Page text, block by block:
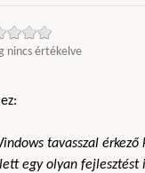
nincs értékelve
tavasszal érkező
egy olyan fejlesztést